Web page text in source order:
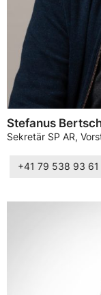
Stefanus
Sekretär SP AR,
+41 79 538 93 61